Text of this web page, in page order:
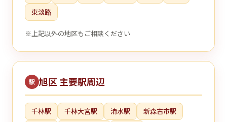
東淡路
※上記以外の地区もご相談ください
駅 旭区 主要駅周辺
千林駅 千林大宮駅 清水駅
新森古市駅